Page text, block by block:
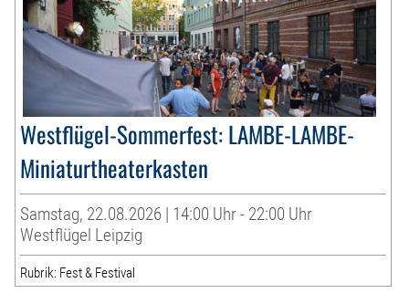
Westflügel-Sommerfest: LAMBE-LAMBE-
Miniaturtheaterkasten
Samstag, 22.08.2026 | 14:00 Uhr - 22:00 Uhr
Westflügel Leipzig
Rubrik: Fest & Festival